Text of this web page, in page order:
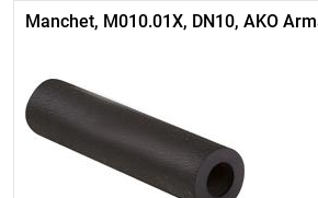
Manchet, M010.01X, DN10, AKO